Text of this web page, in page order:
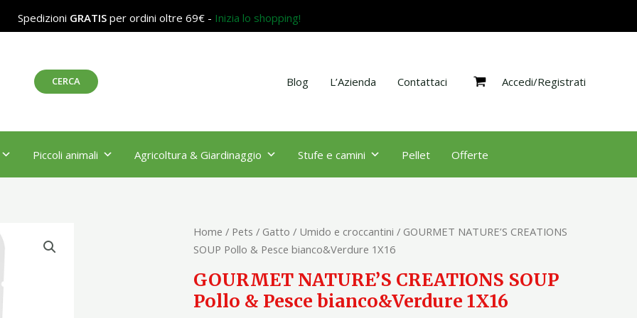
Spedizioni GRATIS per ordini oltre 69€ - Inizia lo shopping!
CERCA Blog L’Azienda Contattaci Accedi/Registrati
Piccoli animali Agricoltura & Giardinaggio Stufe e camini Pellet Offerte
Home / Pets / Gatto / Umido e croccantini / GOURMET NATURE’S CREATIONS
SOUP Pollo & Pesce bianco&Verdure 1X16
GOURMET NATURE’S CREATIONS SOUP
Pollo & Pesce bianco&Verdure 1X16
GOURMET
NATURE'S
SOUP
Pollo
Pollo
bianco&Verdure